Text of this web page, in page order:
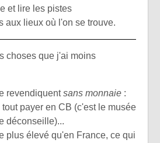
et lire les pistes
aux lieux où l'on se trouve.
choses que j'ai moins
revendiquentsans monnaie :
payer en CB (c'est le musée
déconseille)...
plus élevé qu'en France, ce qui